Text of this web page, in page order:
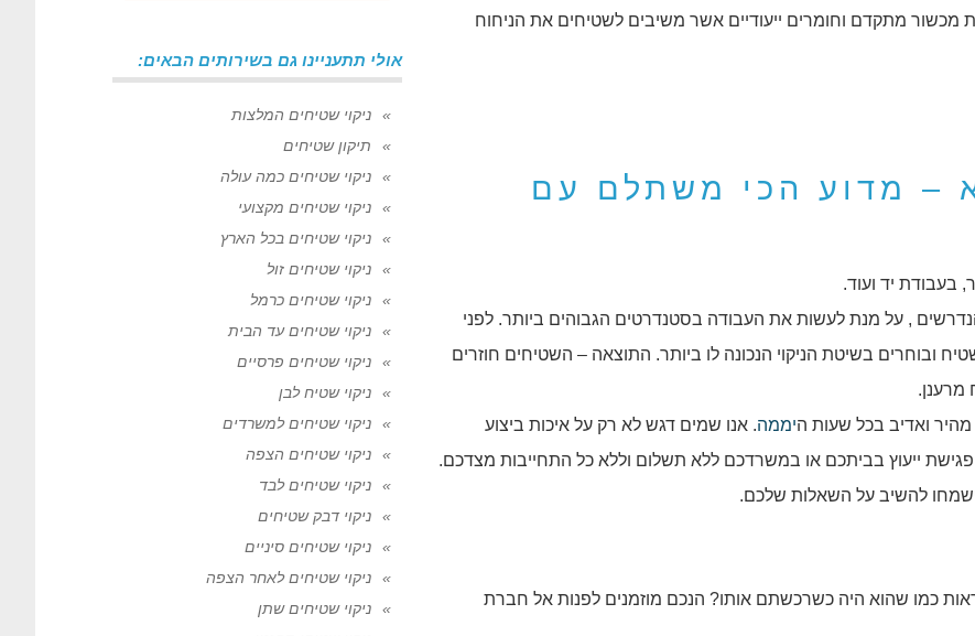
מכשור מתקדם וחומרים ייעודיים אשר משיבים לשטיחים את הניחוח
– מדוע הכי משתלם עם
בעבודת יד ועוד.
, על מנת לעשות את העבודה בסטנדרטים הגבוהים ביותר. לפני
ובוחרים בשיטת הניקוי הנכונה לו ביותר. התוצאה – השטיחים חוזרים
מרענן.
מהיר ואדיב בכל שעות היממה. אנו שמים דגש לא רק על איכות ביצוע
ייעוץ בביתכם או במשרדכם ללא תשלום וללא כל התחייבות מצדכם.
להשיב על השאלות שלכם.
כמו שהוא היה כשרכשתם אותו? הנכם מוזמנים לפנות אל חברת
אולי תתעניינו גם בשירותים הבאים:
ניקוי שטיחים המלצות
תיקון שטיחים
ניקוי שטיחים כמה עולה
ניקוי שטיחים מקצועי
ניקוי שטיחים בכל הארץ
ניקוי שטיחים זול
ניקוי שטיחים כרמל
ניקוי שטיחים עד הבית
ניקוי שטיחים פרסיים
ניקוי שטיח לבן
ניקוי שטיחים למשרדים
ניקוי שטיחים הצפה
ניקוי שטיחים לבד
ניקוי דבק שטיחים
ניקוי שטיחים סיניים
ניקוי שטיחים לאחר הצפה
ניקוי שטיחים שתן